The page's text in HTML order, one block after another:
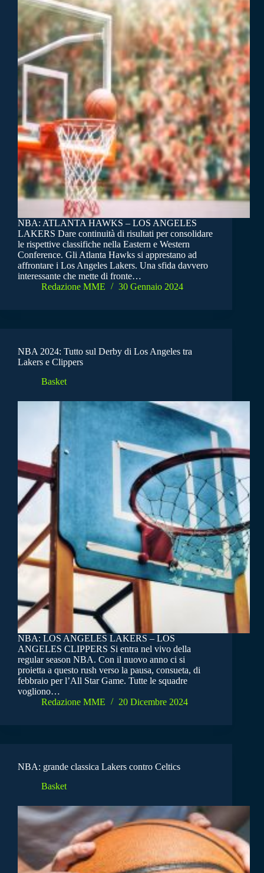
NBA: ATLANTA HAWKS – LOS ANGELES
LAKERS Dare continuità di risultati per consolidare
le rispettive classifiche nella Eastern e Western
Conference. Gli Atlanta Hawks si apprestano ad
affrontare i Los Angeles Lakers. Una sfida davvero
interessante che mette di fronte…
Redazione MME
30 Gennaio 2024
NBA 2024: Tutto sul Derby di Los Angeles tra
Lakers e Clippers
Basket
NBA: LOS ANGELES LAKERS – LOS
ANGELES CLIPPERS Si entra nel vivo della
regular season NBA. Con il nuovo anno ci si
proietta a questo rush verso la pausa, consueta, di
febbraio per l’All Star Game. Tutte le squadre
vogliono…
Redazione MME
20 Dicembre 2024
NBA: grande classica Lakers contro Celtics
Basket